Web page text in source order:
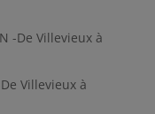
-De Villevieux à
Villevieux à